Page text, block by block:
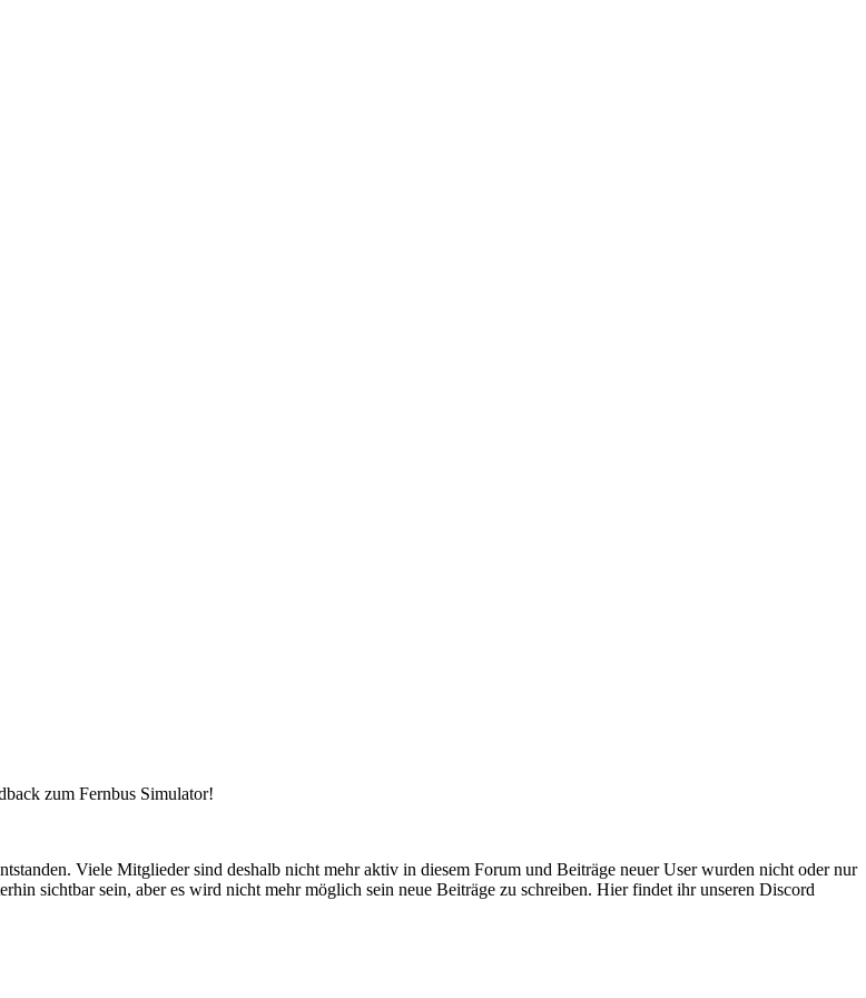
zum Fernbus Simulator!
Viele Mitglieder sind deshalb nicht mehr aktiv in diesem Forum und Beiträge neuer User wurden nicht oder nur
sichtbar sein, aber es wird nicht mehr möglich sein neue Beiträge zu schreiben. Hier findet ihr unseren Discord